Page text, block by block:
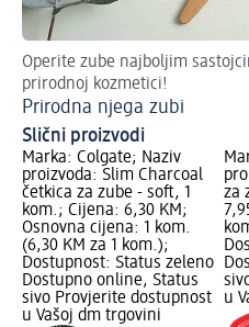
Operite zube najboljim
prirodnoj kozmetici!
Prirodna njega zubi
Slični proizvodi
Marka: Colgate; Naziv
proizvoda: Slim Charcoal
četkica za zube - soft, 1
kom.; Cijena: 6,30 KM;
Osnovna cijena: 1 kom.
(6,30 KM za 1 kom.);
Dostupnost: Status zeleno
Dostupno online, Status
sivo Provjerite dostupnost
u Vašoj dm trgovini
za
u